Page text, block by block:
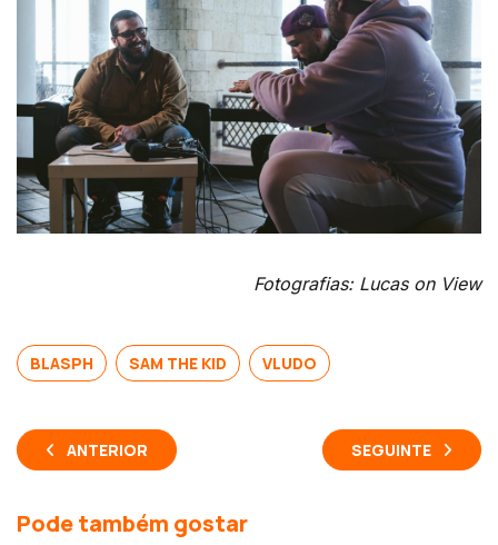
Fotografias: Lucas on View
BLASPH SAM THE KID VLUDO
ANTERIOR SEGUINTE
Pode também gostar